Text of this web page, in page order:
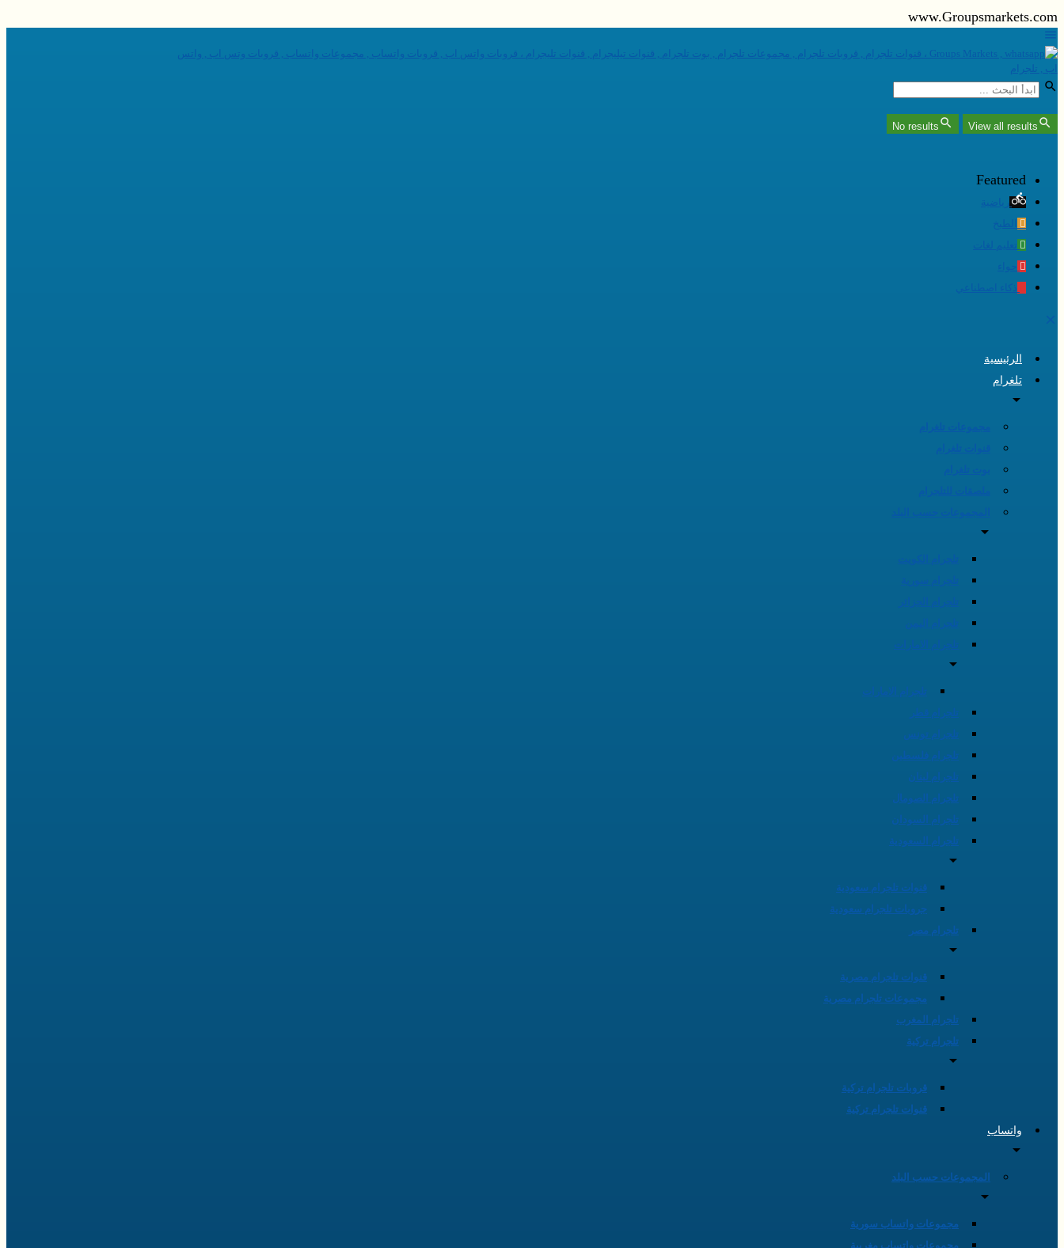
www.Groupsmarkets.com
View all results
No results
Featured
رياضية
الطبخ
تعليم لغات
حواء
ذكاء اصطناعي
الرئيسية
تلغرام
تلجرام الكويت
تلجرام سورية
تلجرام الجزائر
تلجرام اليمن
تلجرام الامارات
تلجرام الامارات
تلجرام قطر
تلجرام تونس
تلجرام فلسطين
تلجرام لبنان
تلجرام الصومال
تلجرام السودان
تلجرام السعودية
قنوات تلجرام سعودية
جروبات تلجرام سعودية
تلجرام مصر
قنوات تلجرام مصرية
مجموعات تلجرام مصرية
تلجرام المغرب
تلجرام تركية
قروبات تلجرام تركية
قنوات تلجرام تركية
واتساب
المجموعات حسب البلد
مجموعات واتساب سورية
مجموعات واتساب مغربية